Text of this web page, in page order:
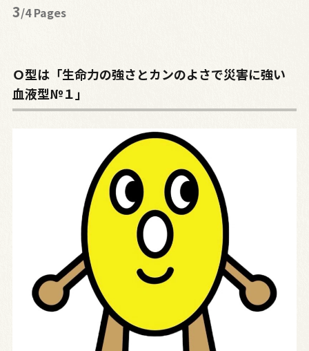
3/4 Pages
Ｏ型は「生命力の強さとカンのよさで災害に強い
血液型№１」